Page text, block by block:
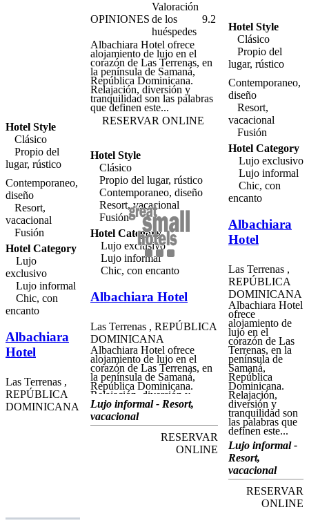
Hotel Style
Clásico
Propio del
lugar, rústico
Contemporaneo,
diseño
Resort,
vacacional
Fusión
Hotel Category
Lujo
exclusivo
Lujo informal
Chic, con
encanto
Albachiara
Hotel
Las Terrenas ,
REPÚBLICA
DOMINICANA
OPINIONES
Valoración
de los
huéspedes
9.2
Albachiara Hotel ofrece
alojamiento de lujo en el
corazón de Las Terrenas, en
la península de Samaná,
República Dominicana.
Relajación, diversión y
tranquilidad son las palabras
que definen este...
RESERVAR ONLINE
Hotel Style
Clásico
Propio del lugar, rústico
Contemporaneo, diseño
Resort, vacacional
Fusión
Hotel Category
Lujo exclusivo
Lujo informal
Chic, con encanto
Albachiara Hotel
Las Terrenas , REPÚBLICA
DOMINICANA
Albachiara Hotel ofrece
alojamiento de lujo en el
corazón de Las Terrenas, en
la península de Samaná,
República Dominicana.
Relajación, diversión y
tranquilidad son las palabras
que definen este hotel
boutique. Los huéspedes
pueden explorar las
hermosas playas y aguas
cristalinas de la región, y
Lujo informal - Resort,
vacacional
RESERVAR
ONLINE
Hotel Style
Clásico
Propio del
lugar, rústico
Contemporaneo,
diseño
Resort,
vacacional
Fusión
Hotel Category
Lujo exclusivo
Lujo informal
Chic, con
encanto
Albachiara
Hotel
Las Terrenas ,
REPÚBLICA
DOMINICANA
Albachiara Hotel
ofrece
alojamiento de
lujo en el
corazón de Las
Terrenas, en la
península de
Samaná,
República
Dominicana.
Relajación,
diversión y
tranquilidad son
las palabras que
definen este...
Lujo informal -
Resort,
vacacional
RESERVAR
ONLINE